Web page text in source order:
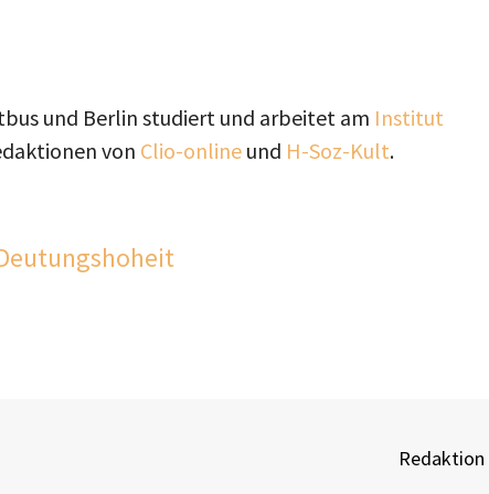
und Berlin studiert und arbeitet am Institut
von Clio-online und H-Soz-Kult.
Redaktion